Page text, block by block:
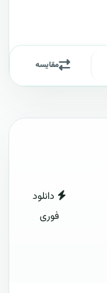
مقایسه
دانلود
فوری